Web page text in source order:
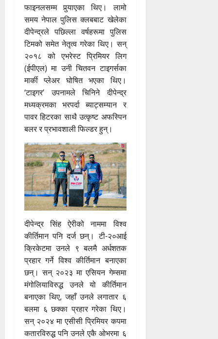
फाइनलसम्म पुर्‍याएका थिए। लामो
समय नेपाल पुलिस क्लबबाट खेलेका
दीपेन्द्रले पछिल्ला वर्षहरूमा पुलिस
टिमको समेत नेतृत्व गरेका थिए। सन्
२०१८ को एभरेस्ट प्रिमियर लिग
(ईपीएल) मा उनी चितवन टाइगर्सका
मार्की प्लेअर घोषित भएका थिए।
‘टाइगर’ उपनामले चिनिने दीपेन्द्र
मध्यक्रमका भरपर्दा ब्याट्सम्यान र
पावर हिटरका साथै उत्कृष्ट अफस्पिन
बलर र प्रभावशाली फिल्डर हुन्।
दीपेन्द्र सिंह ऐरीको नाममा विश्व
कीर्तिमान पनि दर्ज छन्। टी-२०आई
क्रिकेटमा उनले ९ बलमै अर्धशतक
प्रहार गर्ने विश्व कीर्तिमान बनाएका
छन्। सन् २०२३ मा एसियन गेम्समा
मंगोलियाविरुद्ध उनले यो कीर्तिमान
बनाएका थिए, जहाँ उनले लगातार ६
बलमा ६ छक्का प्रहार गरेका थिए।
सन् २०२४ मा एसीसी प्रिमियर कपमा
कतारविरुद्ध पनि उनले एकै ओभरमा ६